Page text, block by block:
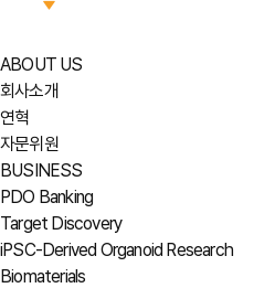
ABOUT US
회사소개
연혁
자문위원
BUSINESS
PDO Banking
Target Discovery
iPSC-Derived Organoid Research
Biomaterials